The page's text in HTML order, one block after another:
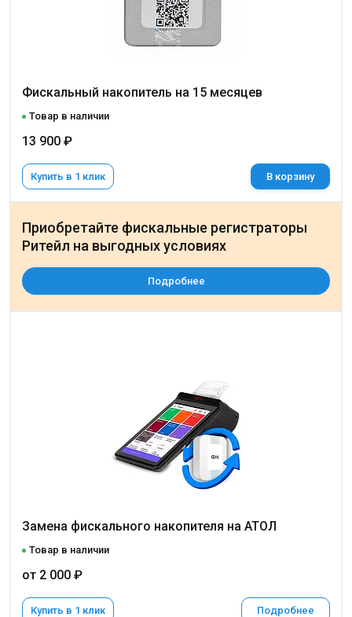
Фискальный накопитель на 15 месяцев
Товар в наличии
13 900 ₽
Купить в 1 клик В корзину
Замена фискального накопителя на АТОЛ
Товар в наличии
от 2 000 ₽
Купить в 1 клик Подробнее
Приобретайте фискальные регистраторы
Ритейл на выгодных условиях
Подробнее